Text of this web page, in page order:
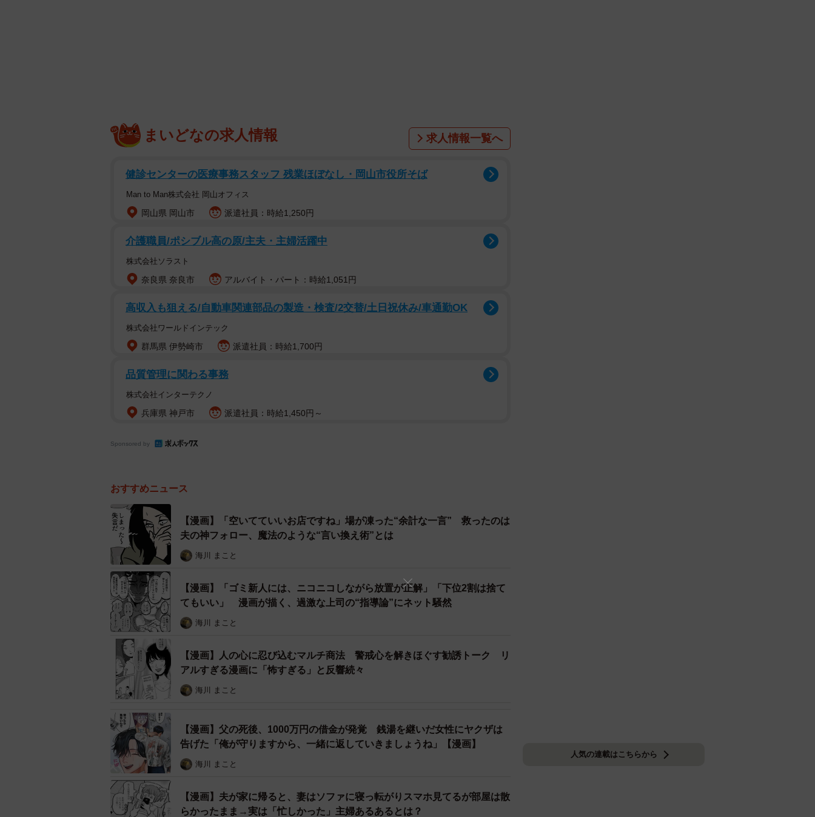
るべく、メイクレッスンに挑戦した自身の体験を記した漫画『メイクレッスンに行って後悔
した話』をX（旧Twitter）で公開し注目を集めています。
出産や引っ越しを経て人と会う機会が減ったすや子さんは、外見を整えるモチベーションも
下がり、気づけばメイクしない日が当たり前になっていました。しかし、だからこそ久しぶ
りの外出で自信を持ちたいと思い、少し高めの料金だが“豊富な知識”と“マンツーマン”を売り
しかしいざ行ってみると、すや子さんは数々の不満に直面することになるのでした。まず当
日、時間通りに向かったものの、なんと講師は外出中でした。事前連絡もなくインターホン
にも出ず、後から届いたのは「ただいま外出中です。15：15分に戻ります。申し訳ございま
せん。」というチャットでの簡単な連絡のみ。
連絡通りの時間に再度インターホンを鳴らし、ようやく教室（＝講師宅）に入っても遅刻に
対する謝罪の一言もなく、心の中にモヤモヤが積もっていきます。
まいどなの求人情報 求人情報一覧へ
健診センターの医療事務スタッフ 残業ほぼなし・岡山市役所そば
Man to Man株式会社 岡山オフィス
岡山県 岡山市 派遣社員：時給1,250円
介護職員/ポシブル高の原/主夫・主婦活躍中
株式会社ソラスト
奈良県 奈良市 アルバイト・パート：時給1,051円
高収入も狙える/自動車関連部品の製造・検査/2交替/土日祝休み/車通勤OK
株式会社ワールドインテック
群馬県 伊勢崎市 派遣社員：時給1,700円
品質管理に関わる事務
株式会社インターテクノ
兵庫県 神戸市 派遣社員：時給1,450円～
Sponsored by
おすすめニュース
【漫画】「空いてていいお店ですね」場が凍った“余計な一言” 救ったのは
夫の神フォロー、魔法のような“言い換え術”とは
海川 まこと
【漫画】「ゴミ新人には、ニコニコしながら放置が正解」「下位2割は捨て
てもいい」 漫画が描く、過激な上司の“指導論”にネット騒然
海川 まこと
【漫画】人の心に忍び込むマルチ商法 警戒心を解きほぐす勧誘トーク リ
アルすぎる漫画に「怖すぎる」と反響続々
海川 まこと
【漫画】父の死後、1000万円の借金が発覚 銭湯を継いだ女性にヤクザは
告げた「俺が守りますから、一緒に返していきましょうね」【漫画】
海川 まこと
【漫画】夫が家に帰ると、妻はソファに寝っ転がりスマホ見てるが部屋は散
らかったまま→実は「忙しかった」主婦あるあるとは？
人気の連載はこちらから